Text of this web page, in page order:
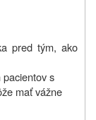
pred tým, ako
pacientov s
mať vážne